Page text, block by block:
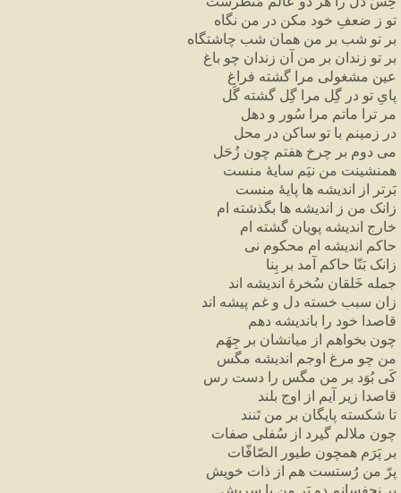
تو ز ضعفِ خود مکن در من نگاه
بر تو شب بر من همان شب چاشتگاه
بر تو زندان بر من آن زندان چو باغ
عین مشغولی مرا گشته فراغ
پایِ تو در گِل مرا گِل گشته گُل
مر ترا ماتم مرا سُور و دهل
در زمینم با تو ساکن در محل
می دوم بر چرخِ هفتم چون زُحَل
همنشینت من نیَم سایهٔ منست
بَرتر از اندیشه ها پایهٔ منست
زانک من ز اندیشه ها بگذشته ام
خارجِ اندیشه پویان گشته ام
حاکم اندیشه ام محکوم نی
زانک بَنّا حاکم آمد بر بِنا
جمله خَلقان سُخرهٔ اندیشه اند
زان سبب خسته دل و غم پیشه اند
قاصدا خود را باندیشه دهم
چون بخواهم از میانشان بر جِهَم
من چو مرغ اوجم اندیشه مگس
کَی بُوَد بر من مگس را دست رس
قاصدا زیر آیم از اوجِ بلند
تا شکسته پایگان بر من تَنند
چون ملالم گیرد از سُفلی صفات
بر پَرَم همچون طیور الصّافّات
پرّ من رُستست هم از ذات خویش
بر نچفسانم دو پَر من با سِریش